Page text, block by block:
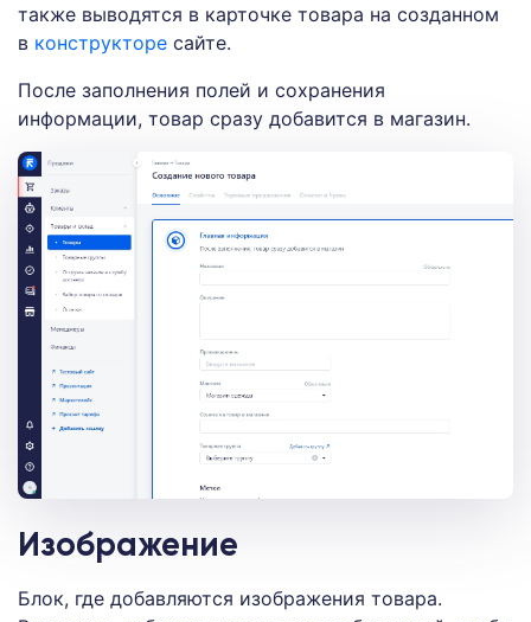
также выводятся в карточке товара на созданном
в конструкторе сайте.
После заполнения полей и сохранения
информации, товар сразу добавится в магазин.
Изображение
Блок, где добавляются изображения товара.